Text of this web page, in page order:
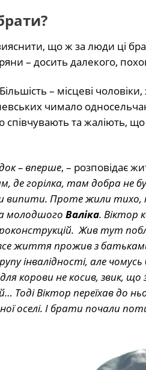
що ж за люди ці
– досить далекого,
– місцеві
чимало
та жаліють,
– вперше, – розповідає
де горілка, там добра
випити. Проте жили тихо,
молодшого Валіка. Віктор
Жив тут
життя прожив з
інвалідності, але
корови не косив, звик,
Тоді Віктор переїхав до
оселі. І брати почали